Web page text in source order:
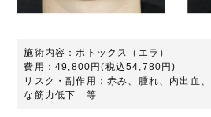
施術内容：ボトックス（エラ）
費用：49,800円(税込54,780円)
リスク・副作用：赤み、腫れ、内出血
な筋力低下 等